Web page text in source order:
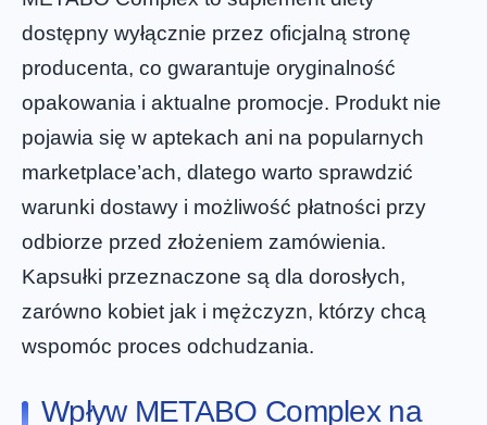
dostępny wyłącznie przez oficjalną stronę
producenta, co gwarantuje oryginalność
opakowania i aktualne promocje. Produkt nie
pojawia się w aptekach ani na popularnych
marketplace’ach, dlatego warto sprawdzić
warunki dostawy i możliwość płatności przy
odbiorze przed złożeniem zamówienia.
Kapsułki przeznaczone są dla dorosłych,
zarówno kobiet jak i mężczyzn, którzy chcą
wspomóc proces odchudzania.
Wpływ METABO Complex na